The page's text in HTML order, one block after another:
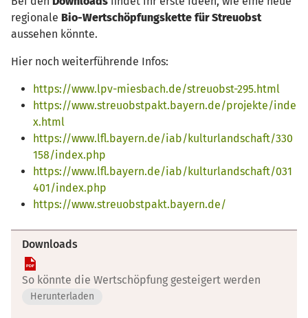
regionale Bio-Wertschöpfungskette für Streuobst
aussehen könnte.
Hier noch weiterführende Infos:
https://www.lpv-miesbach.de/streuobst-295.html
https://www.streuobstpakt.bayern.de/projekte/inde
x.html
https://www.lfl.bayern.de/iab/kulturlandschaft/330
158/index.php
https://www.lfl.bayern.de/iab/kulturlandschaft/031
401/index.php
https://www.streuobstpakt.bayern.de/
Downloads
So könnte die Wertschöpfung gesteigert werden
Herunterladen